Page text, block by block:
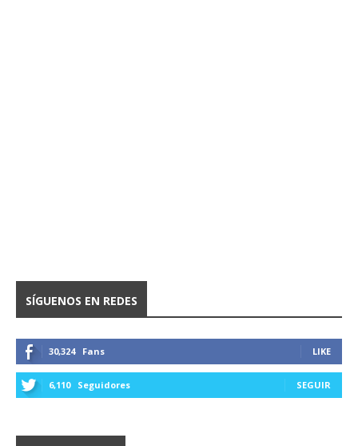
SÍGUENOS EN REDES
30,324 Fans LIKE
6,110 Seguidores SEGUIR